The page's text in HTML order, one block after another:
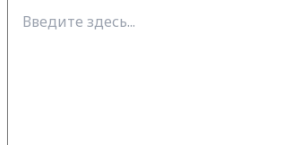
здесь...